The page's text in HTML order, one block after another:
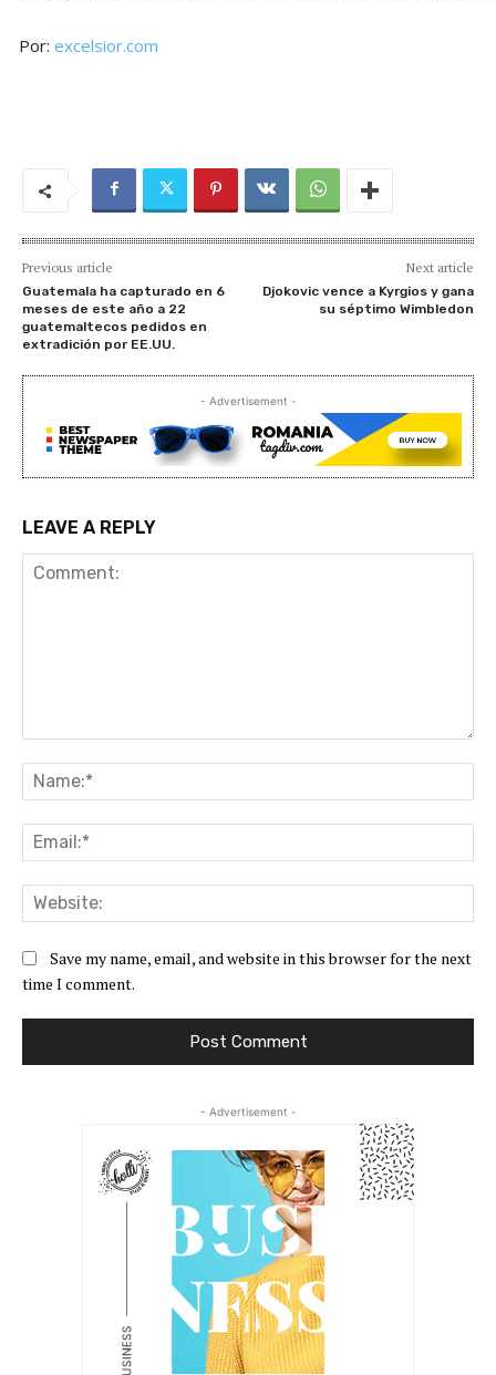
Por: excelsior.com
Previous article
Guatemala ha capturado en 6
meses de este año a 22
guatemaltecos pedidos en
extradición por EE.UU.
Next article
Djokovic vence a Kyrgios y gana
su séptimo Wimbledon
- Advertisement -
LEAVE A REPLY
Save my name, email, and website in this browser for the next
time I comment.
- Advertisement -